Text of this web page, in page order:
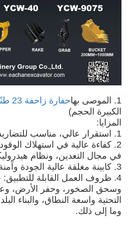
1. الموصى بها حفارة زاحفة 23 طنًا
الكبيرة الحجم)
المزايا:
1. استقرار عالي، مناسب للتضاريس المعقدة.
2. كفاءة عالية في استهلاك
في مجال التعدين، ونظام
3. كابينة مغلقة عالية الجودة وآمنة ومريحة.
4. ظروف العمل القابلة للتطبيق:
وسحق الصخور، وحفر الأرض،
التحتية واسعة النطاق، والبناء
وما إلى ذلك.